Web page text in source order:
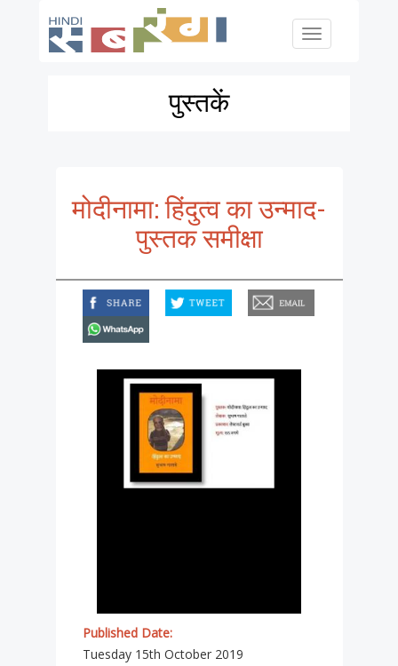
Toggle
पुस्तकें
मोदीनामा: हिंदुत्व का उन्माद-
पुस्तक समीक्षा
Published Date:
Tuesday 15th October 2019